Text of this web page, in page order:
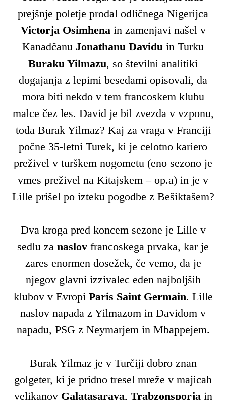
prejšnje poletje prodal odličnega Nigerijca
Victorja Osimhena in zamenjavi našel v
Kanadčanu Jonathanu Davidu in Turku
Buraku Yilmazu, so številni analitiki
dogajanja z lepimi besedami opisovali, da
mora biti nekdo v tem francoskem klubu
malce čez les. David je bil zvezda v vzponu,
toda Burak Yilmaz? Kaj za vraga v Franciji
počne 35-letni Turek, ki je celotno kariero
preživel v turškem nogometu (eno sezono je
vmes preživel na Kitajskem – op.a) in je v
Lille prišel po izteku pogodbe z Bešiktašem?
Dva kroga pred koncem sezone je Lille v
sedlu za naslov francoskega prvaka, kar je
zares enormen dosežek, če vemo, da je
njegov glavni izzivalec eden najboljših
klubov v Evropi Paris Saint Germain. Lille
naslov napada z Yilmazom in Davidom v
napadu, PSG z Neymarjem in Mbappejem.
Burak Yilmaz je v Turčiji dobro znan
golgeter, ki je pridno tresel mreže v majicah
velikanov Galatasaraya, Trabzonsporja in